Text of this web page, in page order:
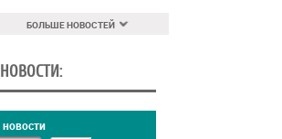
БОЛЬШЕ НОВОСТЕЙ